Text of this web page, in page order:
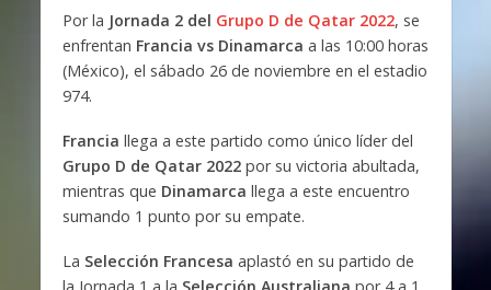
Por la Jornada 2 del Grupo D de Qatar 2022, se
enfrentan Francia vs Dinamarca a las 10:00 horas
(México), el sábado 26 de noviembre en el estadio
974.
Francia llega a este partido como único líder del
Grupo D de Qatar 2022por su victoria abultada,
mientras que Dinamarca llega a este encuentro
sumando 1 punto por su empate.
La Selección Francesa aplastó en su partido de
la Jornada 1 a la Selección Australiana por 4 a 1,